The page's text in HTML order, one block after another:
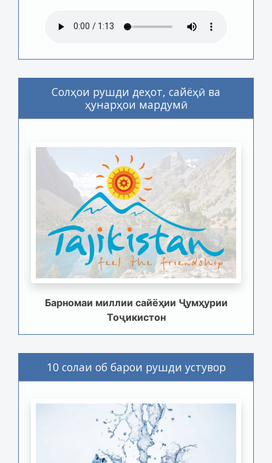
Солҳои рушди деҳот, сайёҳӣ ва
ҳунарҳои мардумӣ
Барномаи миллии сайёҳии Ҷумҳурии
Тоҷикистон
10 солаи об барои рушди устувор